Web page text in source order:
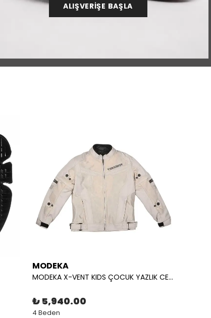
ALIŞVERİŞE BAŞLA
MODEKA
MODEKA X-VENT KIDS ÇOCUK YAZLIK CEKET AÇIK GRİ
₺ 5,940.00
4 Beden